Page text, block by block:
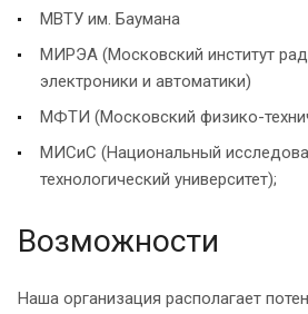
МВТУ им. Баумана
МИРЭА (Московский институт
электроники и автоматики)
МФТИ (Московский физико-
МИСиС (Национальный
технологический университет);
Возможности
Наша организация располагает